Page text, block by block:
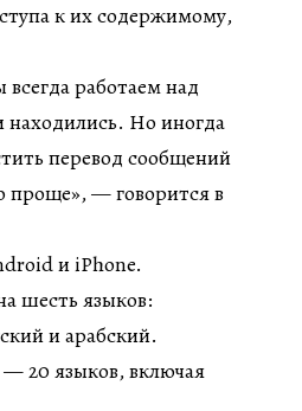
к их содержимому,
работаем над
находились. Но иногда
перевод сообщений
проще», — говорится в
и iPhone.
шесть языков:
и арабский.
20 языков, включая